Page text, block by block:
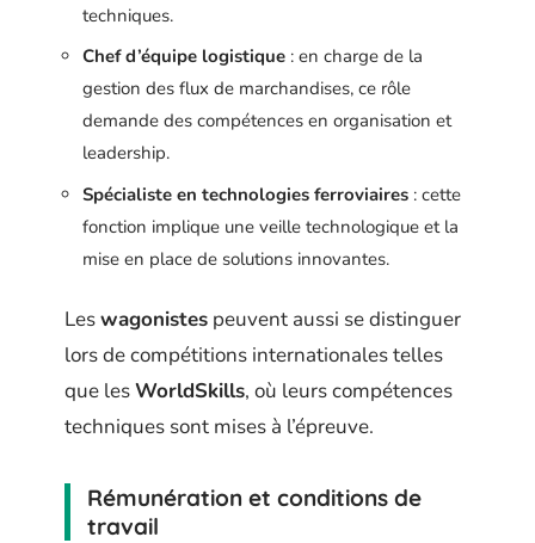
techniques.
Chef d’équipe logistique : en charge de la
gestion des flux de marchandises, ce rôle
demande des compétences en organisation et
leadership.
Spécialiste en technologies ferroviaires : cette
fonction implique une veille technologique et la
mise en place de solutions innovantes.
Leswagonistes peuvent aussi se distinguer
lors de compétitions internationales telles
que lesWorldSkills, où leurs compétences
techniques sont mises à l’épreuve.
Rémunération et conditions de
travail